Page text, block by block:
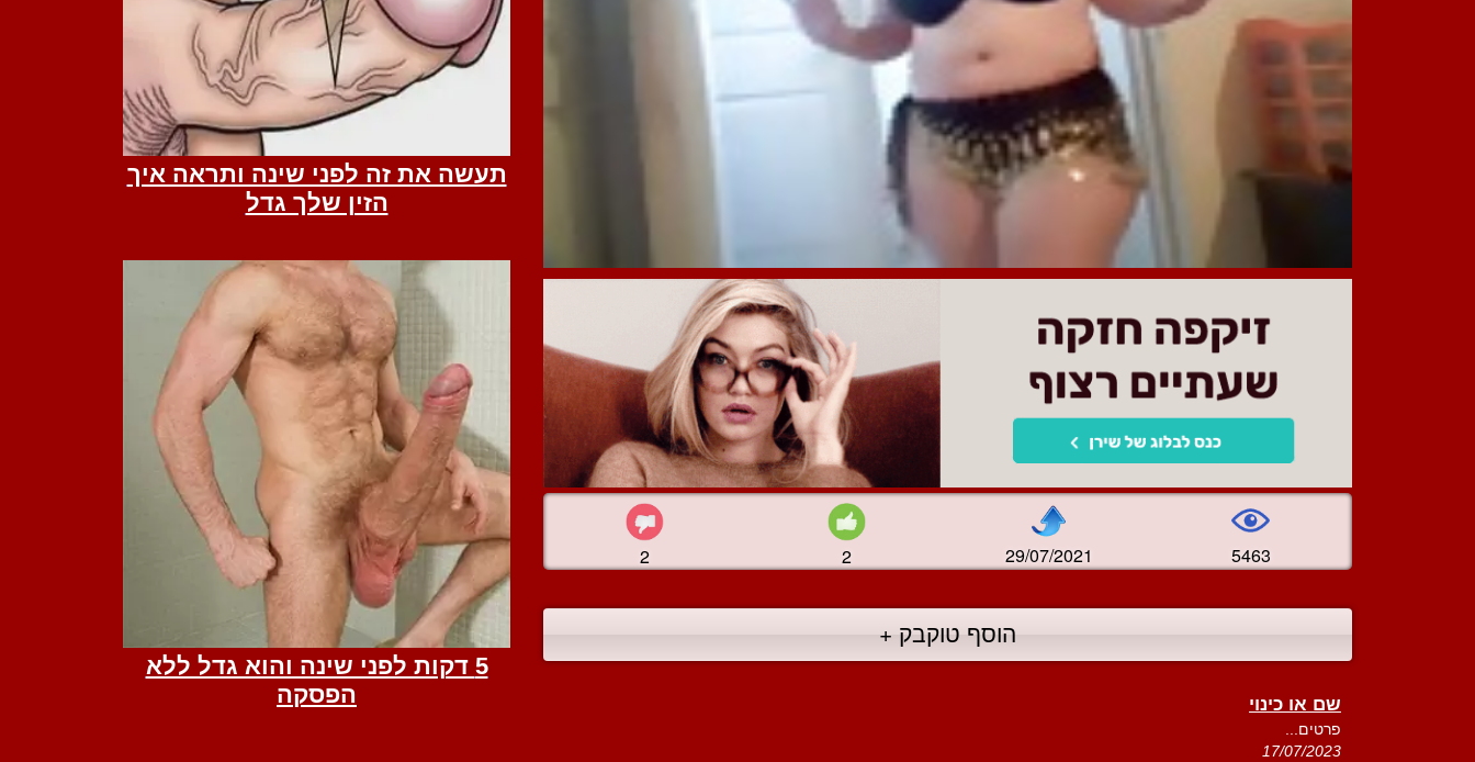
2 2 29/07/2021 5463
הוסף טוקבק +
שם או כינוי
פרטים...
17/07/2023